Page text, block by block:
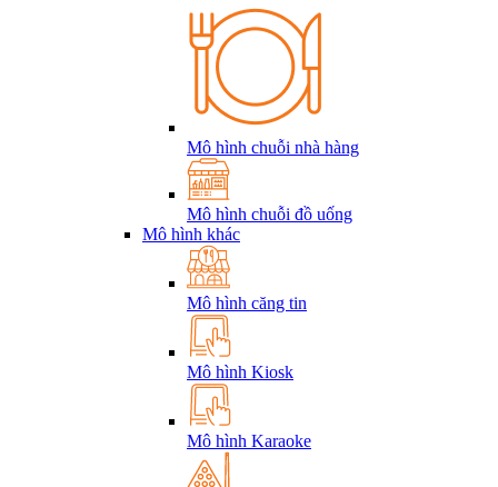
Mô hình chuỗi nhà hàng
Mô hình chuỗi đồ uống
Mô hình khác
Mô hình căng tin
Mô hình Kiosk
Mô hình Karaoke